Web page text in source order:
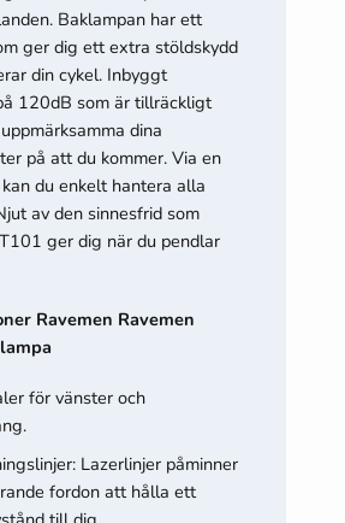
Baklampan har ett
ger dig ett extra stöldskydd
din cykel. Inbyggt
120dB som är tillräckligt
dina
på att du kommer. Via en
du enkelt hantera alla
av den sinnesfrid som
ger dig när du pendlar
Ravemen Ravemen
för vänster och
Lazerlinjer påminner
fordon att hålla ett